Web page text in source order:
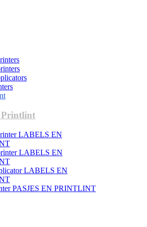
Printlint
LABELS EN
LABELS EN
LABELS EN
PASJES EN PRINTLINT